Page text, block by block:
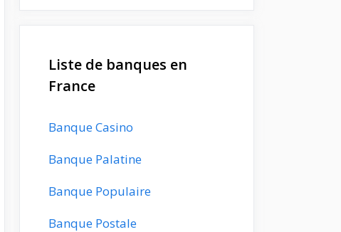
Liste de banques en
France
Banque Casino
Banque Palatine
Banque Populaire
Banque Postale